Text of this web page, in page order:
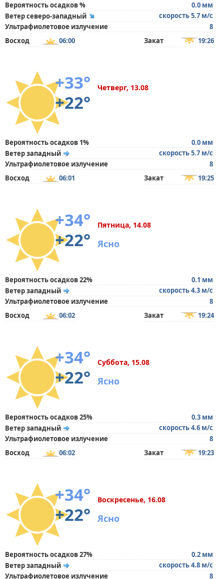
Вероятность осадков %
0.0 мм
Ветер северо-западный
скорость 5.7 м/с
Ультрафиолетовое излучение
8
Восход
06:00 Закат 19:26
+33°
+22°
Четверг, 13.08
Вероятность осадков 1%
0.0 мм
Ветер западный
скорость 5.7 м/с
Ультрафиолетовое излучение
8
Восход
06:01 Закат 19:25
+34°
+22°
Пятница, 14.08
Ясно
Вероятность осадков 22%
0.1 мм
Ветер западный
скорость 4.3 м/с
Ультрафиолетовое излучение
8
Восход
06:02 Закат 19:24
+34°
+22°
Суббота, 15.08
Ясно
Вероятность осадков 25%
0.3 мм
Ветер западный
скорость 4.6 м/с
Ультрафиолетовое излучение
8
Восход
06:02 Закат 19:23
+34°
+22°
Воскресенье, 16.08
Ясно
Вероятность осадков 27%
0.2 мм
Ветер западный
скорость 4.8 м/с
Ультрафиолетовое излучение
8